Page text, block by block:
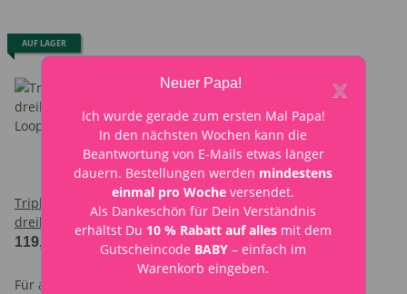
AUF LAGER
Triple Looper –
dreikanaliger True Bypass
Looper
119,90 €
Für alle Looper von Looperwerk gilt:
x
Neuer Papa!
Ich wurde gerade zum ersten Mal Papa!
In den nächsten Wochen kann die
Beantwortung von E-Mails etwas länger
dauern. Bestellungen werden mindestens
einmal pro Woche versendet.
Als Dankeschön für Dein Verständnis
erhältst Du 10 % Rabatt auf alles mit dem
Gutscheincode BABY – einfach im
Warenkorb eingeben.